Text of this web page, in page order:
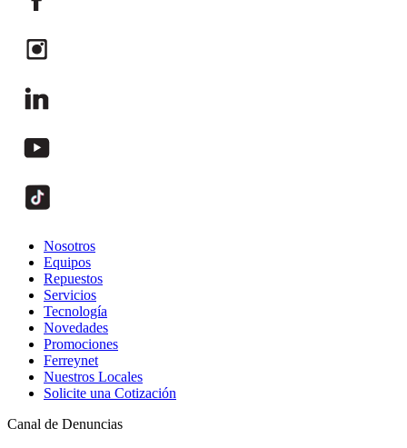
Nosotros
Equipos
Repuestos
Servicios
Tecnología
Novedades
Promociones
Ferreynet
Nuestros Locales
Solicite una Cotización
Canal de Denuncias